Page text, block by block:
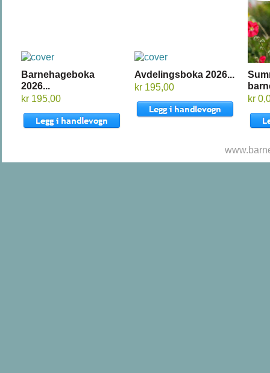
Barnehageboka
2026...
kr 195,00
Avdelingsboka 2026...
kr 195,00
kr